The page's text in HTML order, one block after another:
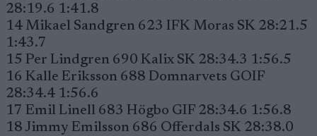
28:19.6 1:41.8
14 Mikael Sandgren 623 IFK Moras SK 28:21.5
1:43.7
15 Per Lindgren 690 Kalix SK 28:34.3 1:56.5
16 Kalle Eriksson 688 Domnarvets GOIF
28:34.4 1:56.6
17 Emil Linell 683 Högbo GIF 28:34.6 1:56.8
18 Jimmy Emilsson 686 Offerdals SK 28:38.0